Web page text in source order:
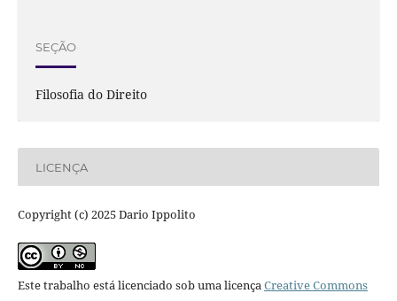
SEÇÃO
Filosofia do Direito
LICENÇA
Copyright (c) 2025 Dario Ippolito
Este trabalho está licenciado sob uma licençaCreative Commons